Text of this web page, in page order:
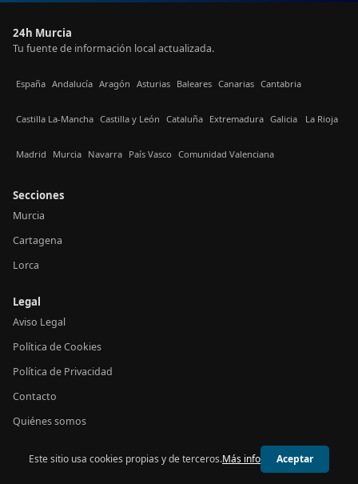
24h Murcia
Tu fuente de información local actualizada.
España Andalucía Aragón Asturias Baleares Canarias Cantabria
Castilla La-Mancha Castilla y León Cataluña Extremadura Galicia La Rioja
Madrid Murcia Navarra País Vasco Comunidad Valenciana
Secciones
Murcia
Cartagena
Lorca
Legal
Aviso Legal
Política de Cookies
Política de Privacidad
Contacto
Quiénes somos
© 2026 24h Murcia
Este sitio usa cookies propias y de terceros.Más info Aceptar